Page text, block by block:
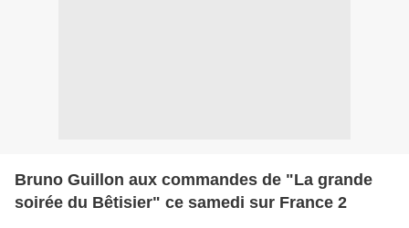
Bruno Guillon aux commandes de "La grande
soirée du Bêtisier" ce samedi sur France 2